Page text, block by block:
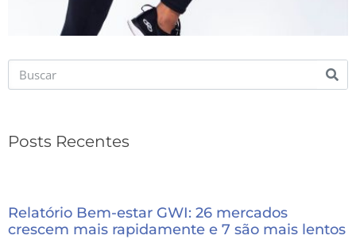
Posts Recentes
Relatório Bem-estar GWI: 26 mercados
crescem mais rapidamente e 7 são mais lentos